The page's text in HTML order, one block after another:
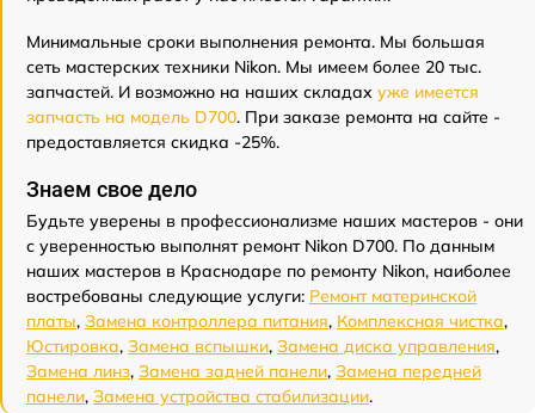
Минимальные сроки выполнения ремонта. Мы большая
сеть мастерских техники Nikon. Мы имеем более 20 тыс.
запчастей. И возможно на наших складах уже имеется
запчасть на модель D700. При заказе ремонта на сайте -
предоставляется скидка -25%.
Знаем свое дело
Будьте уверены в профессионализме наших мастеров - они
с уверенностью выполнят ремонт Nikon D700. По данным
наших мастеров в Краснодаре по ремонту Nikon, наиболее
востребованы следующие услуги: Ремонт материнской
платы, Замена контроллера питания, Комплексная чистка,
Юстировка, Замена вспышки, Замена диска управления,
Замена линз, Замена задней панели, Замена передней
панели, Замена устройства стабилизации.